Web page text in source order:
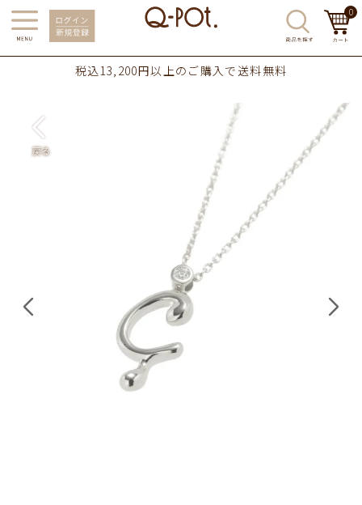
0
税込13,200円以上のご購入で送料無料